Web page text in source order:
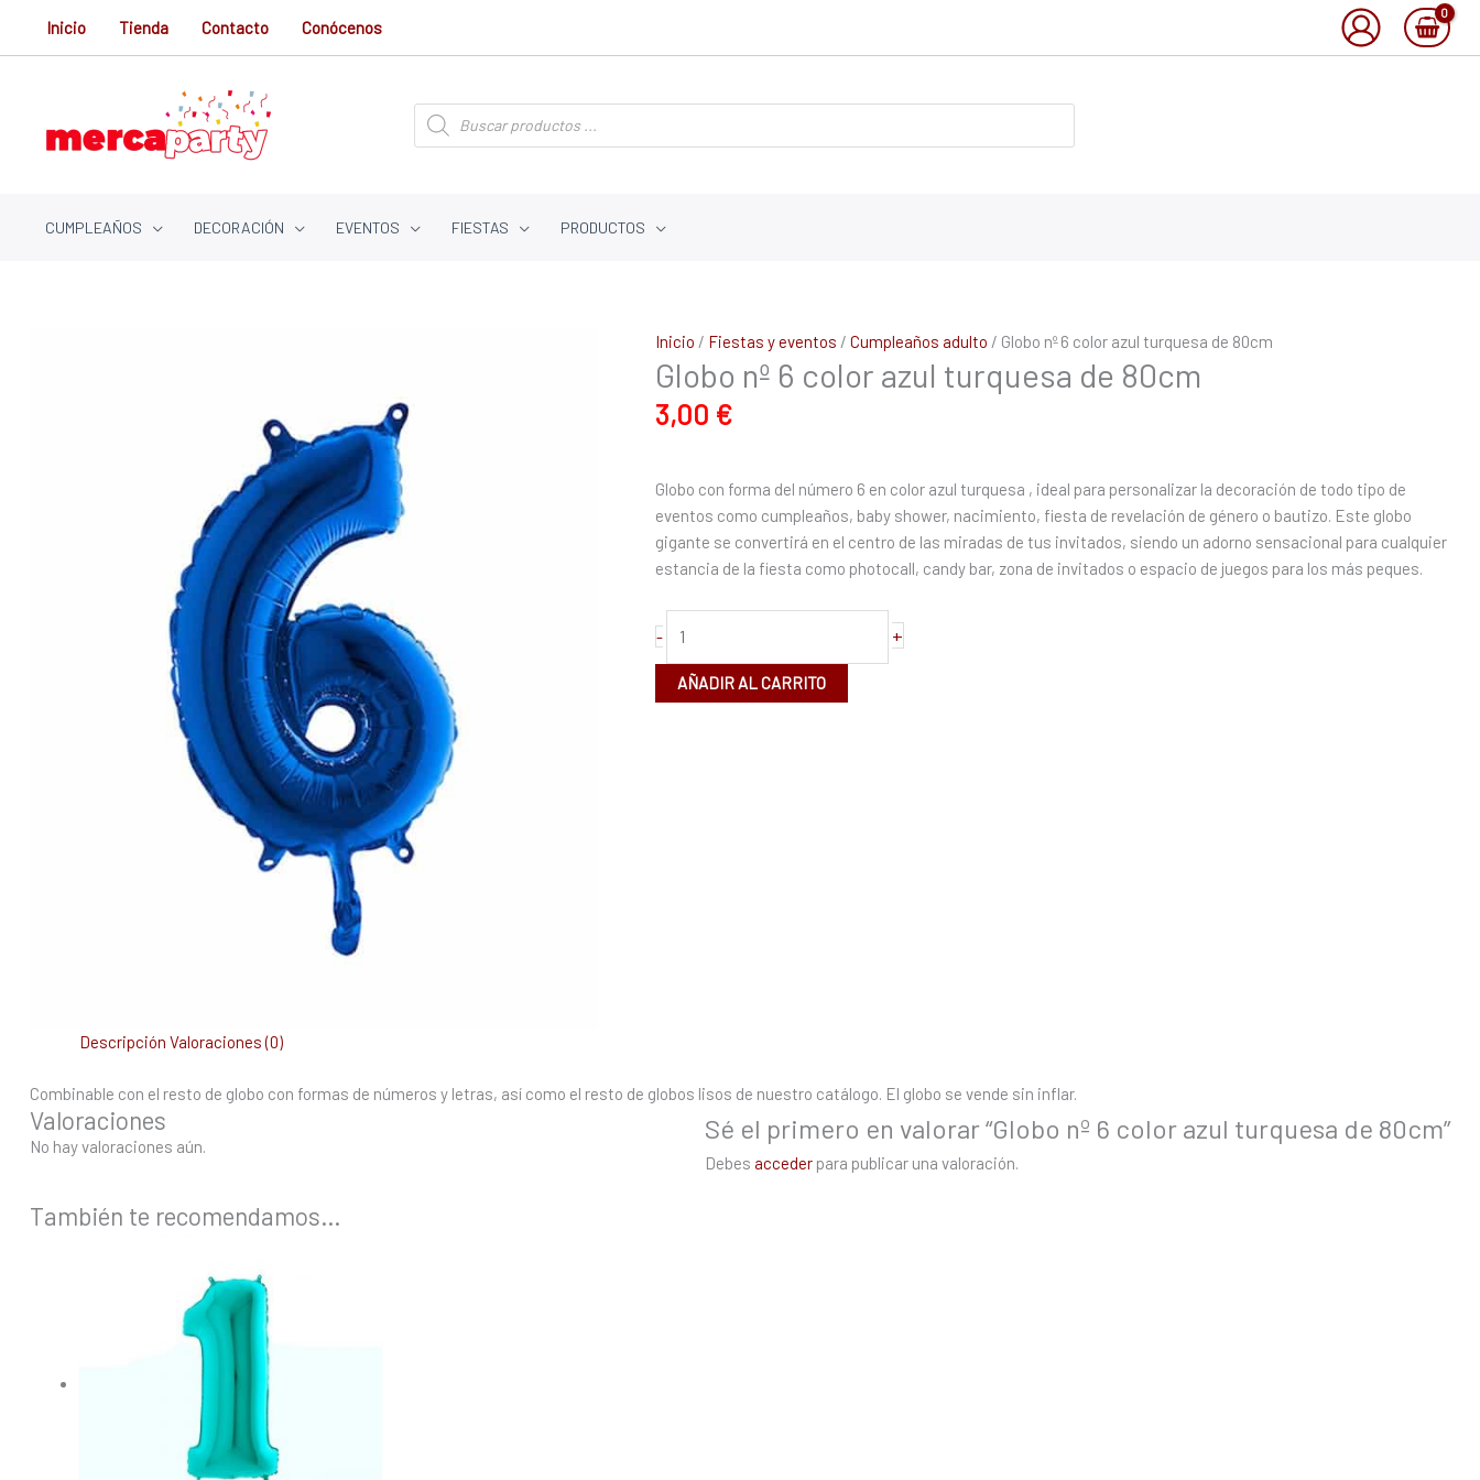
Inicio Tienda Contacto Conócenos
Búsqueda
de
productos
CUMPLEAÑOS DECORACIÓN EVENTOS FIESTAS PRODUCTOS
Inicio / Fiestas y eventos / Cumpleaños adulto / Globo nº 6 color azul turquesa de 80cm
Globo nº 6 color azul turquesa de 80cm
3,00 €
Globo con forma del número 6 en color azul turquesa , ideal para personalizar la decoración de todo tipo de
eventos como cumpleaños, baby shower, nacimiento, fiesta de revelación de género o bautizo. Este globo
gigante se convertirá en el centro de las miradas de tus invitados, siendo un adorno sensacional para cualquier
estancia de la fiesta como photocall, candy bar, zona de invitados o espacio de juegos para los más peques.
-
Globo
nº
6
color
de
80cm
cantidad
+
AÑADIR AL CARRITO
Descripción Valoraciones (0)
Combinable con el resto de globo con formas de números y letras, así como el resto de globos lisos de nuestro catálogo. El globo se vende sin inflar.
Valoraciones
No hay valoraciones aún.
Sé el primero en valorar “Globo nº 6 color azul turquesa de 80cm”
Debes acceder para publicar una valoración.
También te recomendamos…